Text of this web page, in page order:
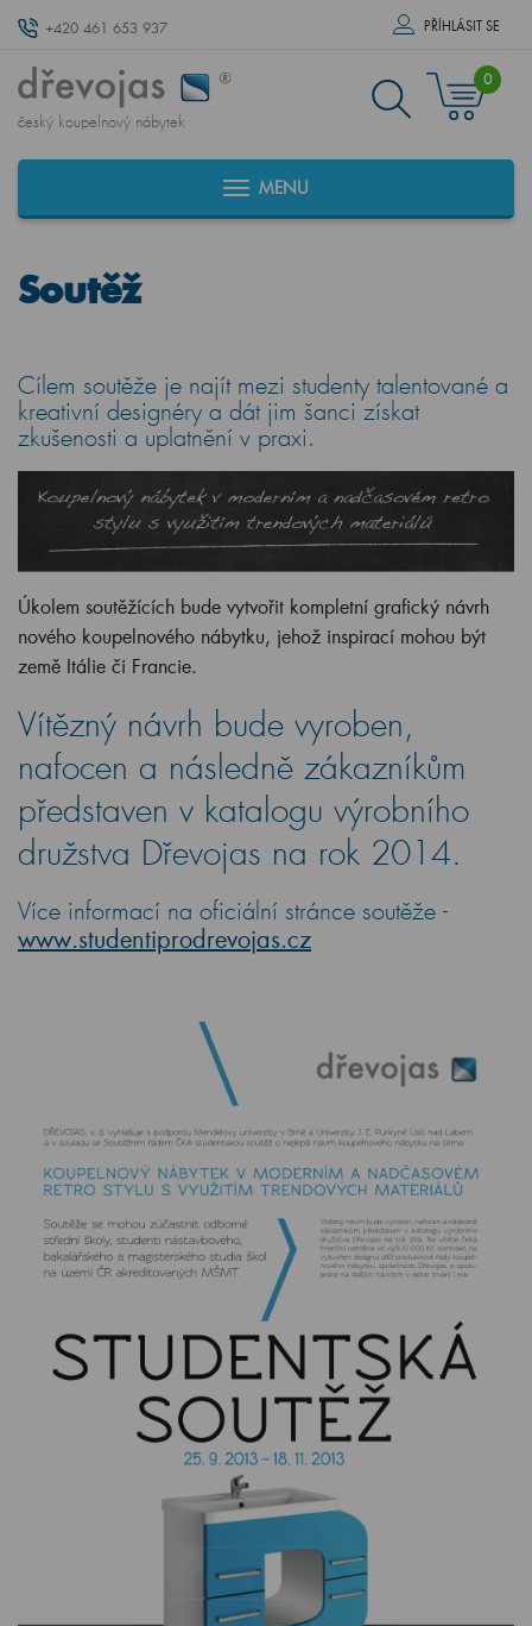
+420 461 653 937 PŘÍHLÁSIT SE
český koupelnový nábytek
0
MENU
Soutěž
Cílem soutěže je najít mezi studenty talentované a
kreativní designéry a dát jim šanci získat
zkušenosti a uplatnění v praxi.
Úkolem soutěžících bude vytvořit kompletní grafický návrh
nového koupelnového nábytku, jehož inspirací mohou být
země Itálie či Francie.
Vítězný návrh bude vyroben,
nafocen a následně zákazníkům
představen v katalogu výrobního
družstva Dřevojas na rok 2014.
Více informací na oficiální stránce soutěže -
www.studentiprodrevojas.cz